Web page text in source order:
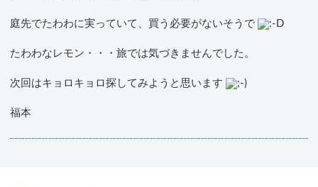
庭先でたわわに実っていて、買う必要がないそうで
たわわなレモン・・・旅では気づきませんでした。
次回はキョロキョロ探してみようと思います
福本